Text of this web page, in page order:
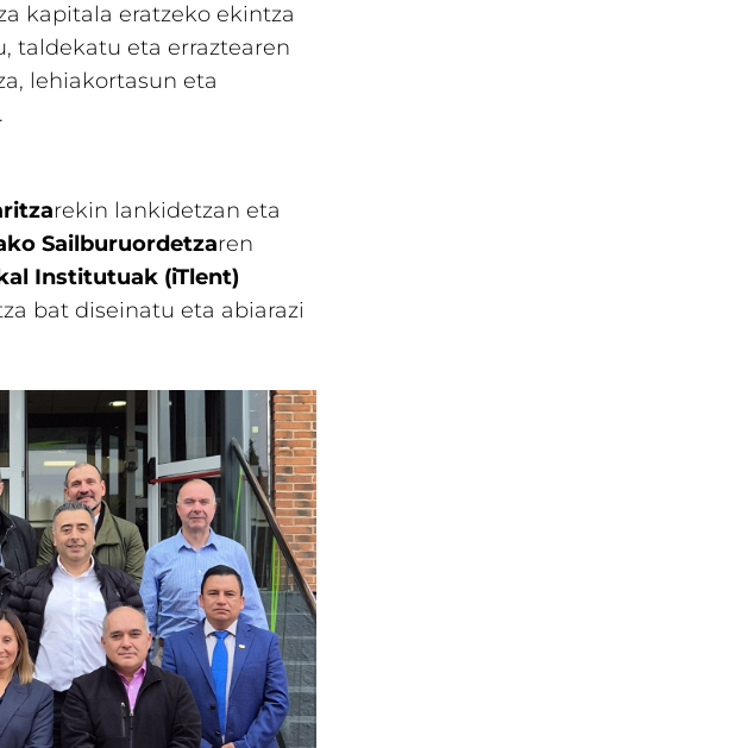
kapitala eratzeko ekintza
taldekatu eta erraztearen
lehiakortasun eta
rekin lankidetzan eta
Sailburuordetzaren
Institutuak (iTlent)
bat diseinatu eta abiarazi